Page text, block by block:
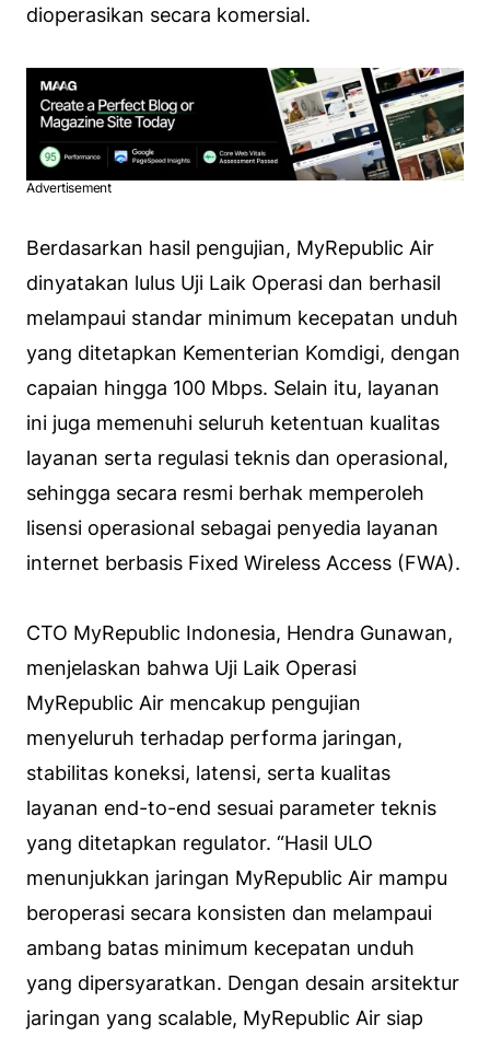
dioperasikan secara komersial.
Advertisement
Berdasarkan hasil pengujian, MyRepublic Air
dinyatakan lulus Uji Laik Operasi dan berhasil
melampaui standar minimum kecepatan unduh
yang ditetapkan Kementerian Komdigi, dengan
capaian hingga 100 Mbps. Selain itu, layanan
ini juga memenuhi seluruh ketentuan kualitas
layanan serta regulasi teknis dan operasional,
sehingga secara resmi berhak memperoleh
lisensi operasional sebagai penyedia layanan
internet berbasis Fixed Wireless Access (FWA).
CTO MyRepublic Indonesia, Hendra Gunawan,
menjelaskan bahwa Uji Laik Operasi
MyRepublic Air mencakup pengujian
menyeluruh terhadap performa jaringan,
stabilitas koneksi, latensi, serta kualitas
layanan end-to-end sesuai parameter teknis
yang ditetapkan regulator. “Hasil ULO
menunjukkan jaringan MyRepublic Air mampu
beroperasi secara konsisten dan melampaui
ambang batas minimum kecepatan unduh
yang dipersyaratkan. Dengan desain arsitektur
jaringan yang scalable, MyRepublic Air siap